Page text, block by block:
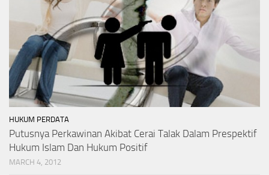
HUKUM PERDATA
Putusnya Perkawinan Akibat Cerai Talak Dalam Prespektif
Hukum Islam Dan Hukum Positif
MARCH 4, 2012